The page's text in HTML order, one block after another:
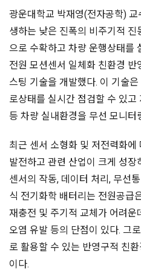
광운대학교 박재영(전자공학)
생하는 낮은 진폭의 비주기적
으로 수확하고 차량 운행상태를
전원 모션센서 일체화 친환경 반
스팅 기술을 개발했다. 이 기술
로상태를 실시간 점검할 수 있고
등 차량 실내환경을 무선 모니터
최근 센서 소형화 및 저전력화에
발전하고 관련 산업이 크게 성
센서의 작동, 데이터 처리, 무선
식 전기화학 배터리는 전원공급
재충전 및 주기적 교체가 어려운
오염 유발 등의 단점이 있다. 그
로 활용할 수 있는 반영구적 친
이다.